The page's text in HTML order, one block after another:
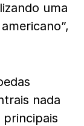
uma
nada
principais